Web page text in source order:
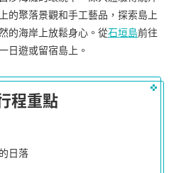
的聚落景觀和手工藝品，探索島上
的海岸上放鬆身心。從石垣島前往
日遊或留宿島上。
程重點
日落